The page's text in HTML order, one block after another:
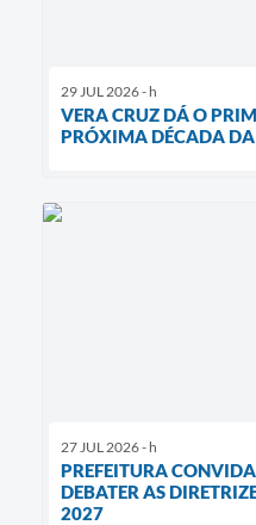
29 JUL 2026 - h
VERA CRUZ DÁ O
PRÓXIMA DÉCADA
27 JUL 2026 - h
PREFEITURA
DEBATER AS
2027